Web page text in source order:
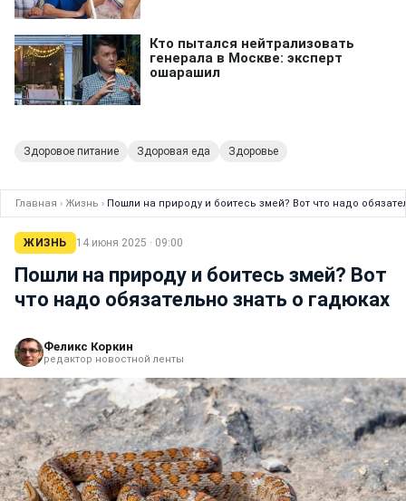
Здоровое питание Здоровая еда Здоровье
Главная › Жизнь › Пошли на природу и боитесь змей? Вот что надо
ЖИЗНЬ 14 июня 2025 · 09:00
Пошли на природу и боитесь змей? Вот
что надо обязательно знать о гадюках
Феликс Коркин
редактор новостной ленты